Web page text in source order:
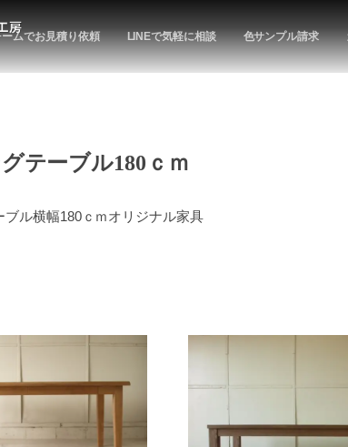
ムでお見積り依頼 LINEで気軽に相談 色サンプル請求
テーブル180ｃｍ
ブル横幅180ｃｍオリジナル家具